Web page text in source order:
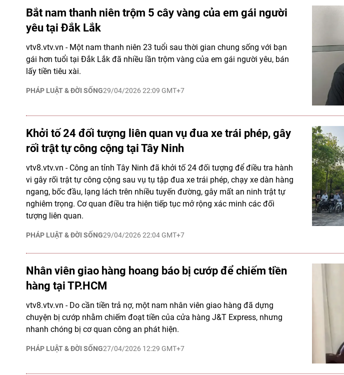
Bắt nam thanh niên trộm 5 cây vàng của em gái người
yêu tại Đắk Lắk
PHÁP LUẬT & ĐỜI SỐNG29/04/2026 22:09 GMT+7
vtv8.vtv.vn - Một nam thanh niên 23 tuổi sau thời gian chung sống với bạn
gái hơn tuổi tại Đắk Lắk đã nhiều lần trộm vàng của em gái người yêu, bán
lấy tiền tiêu xài.
Khởi tố 24 đối tượng liên quan vụ đua xe trái phép, gây
rối trật tự công cộng tại Tây Ninh
PHÁP LUẬT & ĐỜI SỐNG29/04/2026 22:04 GMT+7
vtv8.vtv.vn - Công an tỉnh Tây Ninh đã khởi tố 24 đối tượng để điều tra hành
vi gây rối trật tự công cộng sau vụ tụ tập đua xe trái phép, chạy xe dàn hàng
ngang, bốc đầu, lạng lách trên nhiều tuyến đường, gây mất an ninh trật tự
nghiêm trọng. Cơ quan điều tra hiện tiếp tục mở rộng xác minh các đối
tượng liên quan.
Nhân viên giao hàng hoang báo bị cướp để chiếm tiền
hàng tại TP.HCM
PHÁP LUẬT & ĐỜI SỐNG27/04/2026 12:29 GMT+7
vtv8.vtv.vn - Do cần tiền trả nợ, một nam nhân viên giao hàng đã dựng
chuyện bị cướp nhằm chiếm đoạt tiền của cửa hàng J&T Express, nhưng
nhanh chóng bị cơ quan công an phát hiện.